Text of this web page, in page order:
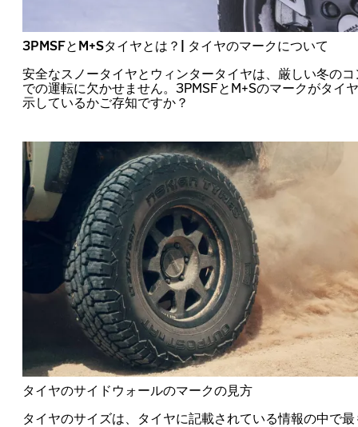
3PMSFとM+Sタイヤとは？| タイヤのマークについて
安全なスノータイヤとウィンタータイヤは、厳しい冬の
での運転に欠かせません。3PMSFとM+Sのマークがタイ
示しているかご存知ですか？
タイヤのサイドウォールのマークの見方
タイヤのサイズは、タイヤに記載されている情報の中で